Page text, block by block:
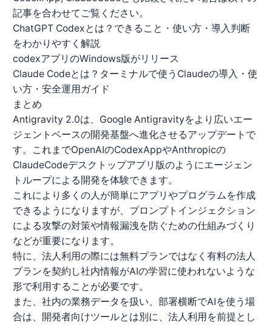
記事を合わせてご覧ください。
ChatGPT Codexとは？できること・使い方・導入判断
をわかりやすく解説
codexアプリのWindows版がリリース
Claude Codeとは？ターミナルで使うClaudeの導入・使
い方・安全運用ガイド
まとめ
Antigravity 2.0は、Google Antigravityをより広いエー
ジェントベースの開発基盤へ進化させるアップデートで
す。これまでOpenAIのCodexAppやAnthropicの
ClaudeCodeデスクトップアプリ版のようにエージェン
トループによる開発を体験できます。
これにより多くの人が簡単にアプリやプログラムを作成
できるようになりますが、プロンプトインジェクション
による攻撃の対策や情報漏洩を防ぐための仕組みづくり
などが重要になります。
特に、法人利用の際には無料プランではなく有料の法人
プランを契約し社内情報がAIの学習に使われないような
形で利用することが必要です。
また、社内の業務データを扱い、部署横断でAIを使う場
合は、開発者向けツールとは別に、法人利用を前提とし